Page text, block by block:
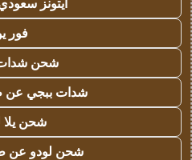
ايتونز
فور
شحن
شدات ببجي عن
شحن يلا
شحن لودو عن